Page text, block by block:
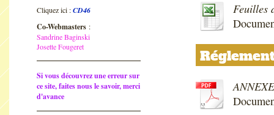
Cliquez ici :CD46
Co-Webmasters :
Sandrine Baginski
Josette Fougeret
Si vous découvrez une erreur sur
ce site, faites nous le savoir, merci
d'avance
Feuilles